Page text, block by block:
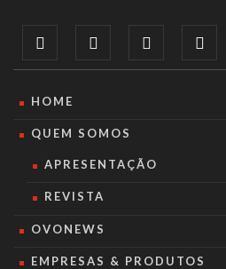
HOME
QUEM SOMOS
APRESENTAÇÃO
REVISTA
OVONEWS
EMPRESAS & PRODUTOS